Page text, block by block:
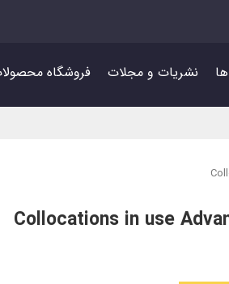
نشریات و مجلات فروشگاه